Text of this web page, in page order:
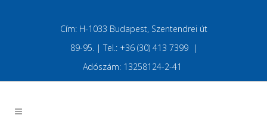
Cím: H-1033 Budapest, Szentendrei út
89-95. | Tel.: +36 (30) 413 7399 |
Adószám: 13258124-2-41